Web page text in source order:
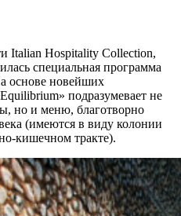
Italian Hospitality Collection,
специальная программа
основе новейших
подразумевает не
но и меню, благотворно
(имеются в виду колонии
кишечном тракте).